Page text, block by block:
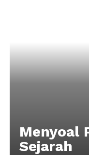
Menyoal
Sejarah